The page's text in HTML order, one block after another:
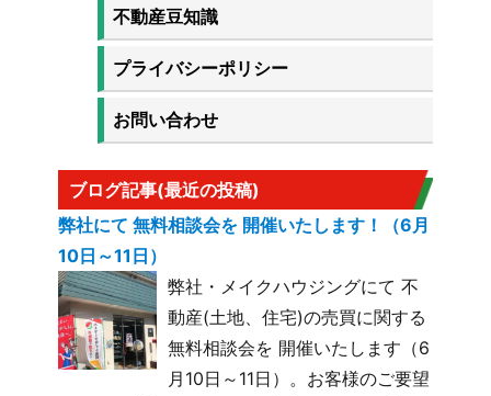
不動産豆知識
プライバシーポリシー
お問い合わせ
ブログ記事(最近の投稿)
弊社にて 無料相談会を 開催いたします！（6月
10日～11日）
弊社・メイクハウジングにて 不
動産(土地、住宅)の売買に関する
無料相談会を 開催いたします（6
月10日～11日）。お客様のご要望